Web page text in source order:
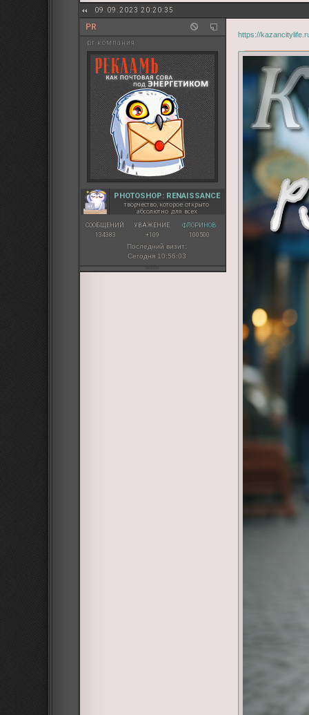
09.09.2023 20:20:35
PR
pr компания
PHOTOSHOP: RENAISSANCE
творчество, которое открыто
абсолютно для всех
СООБЩЕНИЙ:
134383
УВАЖЕНИЕ:
+109
ФЛОРИНОВ:
100500
Последний визит:
Сегодня 10:56:03
https://